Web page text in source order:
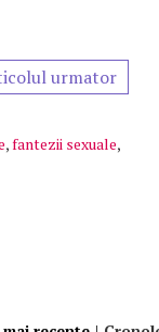
urmator
,fantezii sexuale,